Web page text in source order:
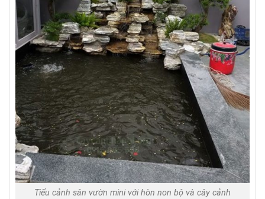
Tiểu cảnh sân vườn mini với hòn non bộ và cây cảnh